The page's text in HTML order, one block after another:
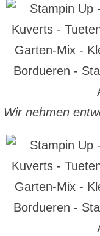
Wir nehmen